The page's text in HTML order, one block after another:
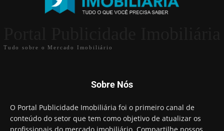
Tudo sobre o Mercado Imobiliário
Sobre Nós
O Portal Publicidade Imobiliária foi o primeiro canal de
conteúdo do setor que tem como objetivo de atualizar os